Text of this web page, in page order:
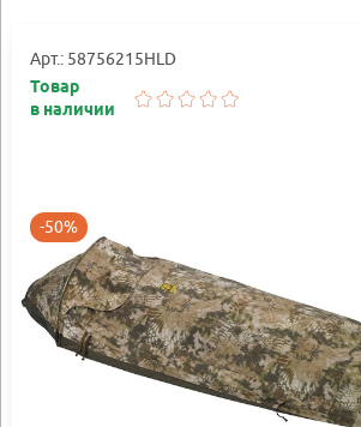
Арт.: 58756215HLD
Товар
в наличии
-50%